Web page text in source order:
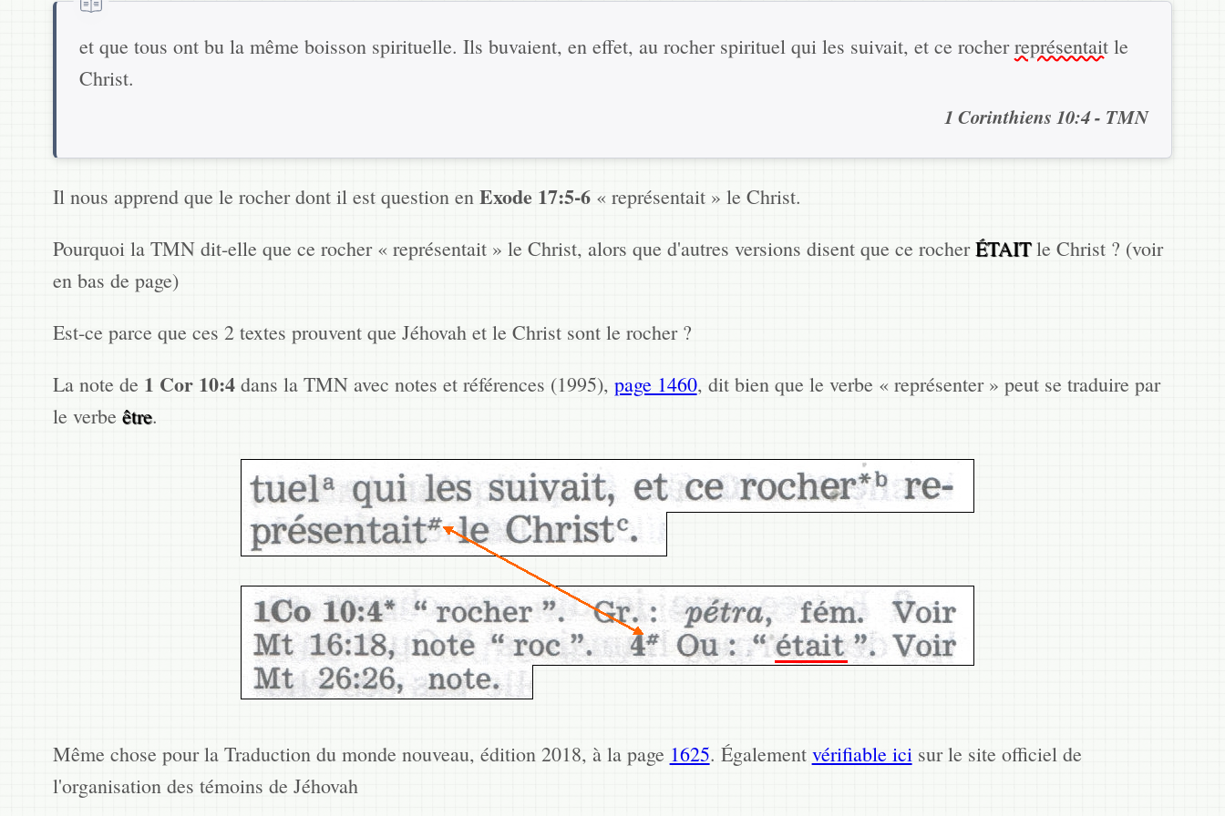
et que tous ont bu la même boisson spirituelle. Ils buvaient, en effet, au rocher spirituel qui les suivait, et ce rocherreprésentait le
Christ.
1 Corinthiens 10:4 - TMN
Il nous apprend que le rocher dont il est question en Exode 17:5-6« représentait » le Christ.
Pourquoi la TMN dit-elle que ce rocher « représentait » le Christ, alors que d'autres versions disent que ce rocherÉTAITle Christ ? (voir
en bas de page)
Est-ce parce que ces 2 textes prouvent que Jéhovah et le Christ sont le rocher ?
La note de 1 Cor 10:4dans la TMN avec notes et références (1995), page 1460, dit bien que le verbe « représenter » peut se traduire par
le verbe être.
Même chose pour la Traduction du monde nouveau, édition 2018, à la page 1625. Également vérifiable ici sur le site officiel de
l'organisation des témoins de Jéhovah